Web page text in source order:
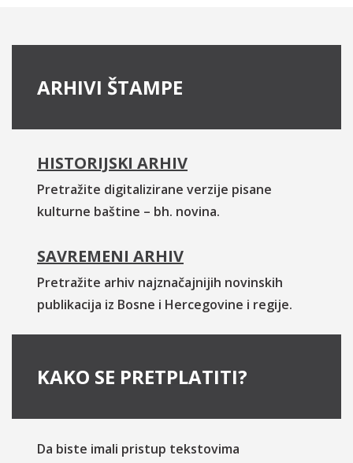
ARHIVI ŠTAMPE
HISTORIJSKI ARHIV
Pretražite digitalizirane verzije pisane
kulturne baštine – bh. novina.
SAVREMENI ARHIV
Pretražite arhiv najznačajnijih novinskih
publikacija iz Bosne i Hercegovine i regije.
KAKO SE PRETPLATITI?
Da biste imali pristup tekstovima